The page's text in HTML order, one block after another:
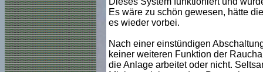
Es wäre zu schön gewesen, hätte
es wieder vorbei.
Nach einer einstündigen
keiner weiteren Funktion der
die Anlage arbeitet oder nicht.